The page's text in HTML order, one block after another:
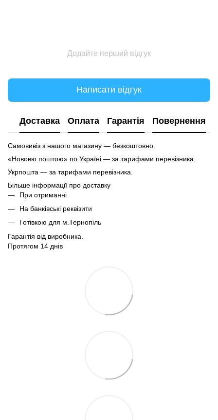
Додайте перший відгук
Написати відгук
Доставка Оплата Гарантія Повернення
Самовивіз з нашого магазину — безкоштовно.
«Нововю поштою» по Україні — за тарифами перевізника.
Укрпошта — за тарифами перевізника.
Більше інформації про доставку
При отриманні
На банківські реквізити
Готівкою для м.Тернопіль
Гарантія від виробника.
Протягом 14 днів